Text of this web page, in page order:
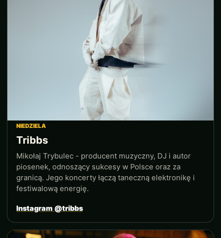
NIEDZIELA
Tribbs
Mikołaj Trybulec - producent muzyczny, DJ i autor
piosenek, odnoszący sukcesy w Polsce oraz za
granicą. Jego koncerty łączą taneczną elektronikę i
festiwalową energię.
Instagram @tribbs